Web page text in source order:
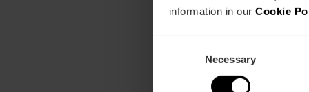
information in our Cookie
Necessary